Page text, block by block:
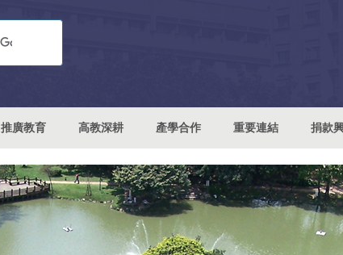
推廣教育 高教深耕 產學合作 重要連結 捐款